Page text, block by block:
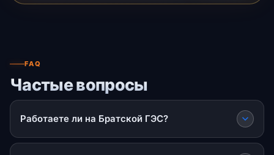
FAQ
Частые вопросы
Работаете ли на Братской ГЭС?